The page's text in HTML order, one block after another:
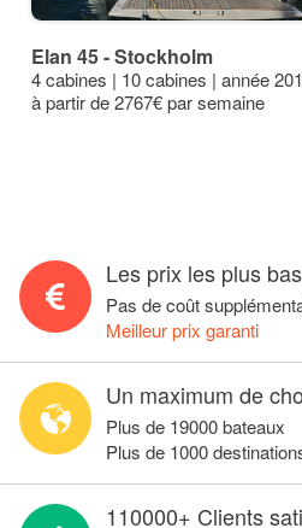
Elan 45 - Stockholm
4 cabines | 10 cabines | année
à partir de 2767€ par semaine
Les prix les plus bas
Pas de coût
Meilleur prix garanti
Un maximum de
Plus de 19000 bateaux
Plus de 1000
110000+ Clients